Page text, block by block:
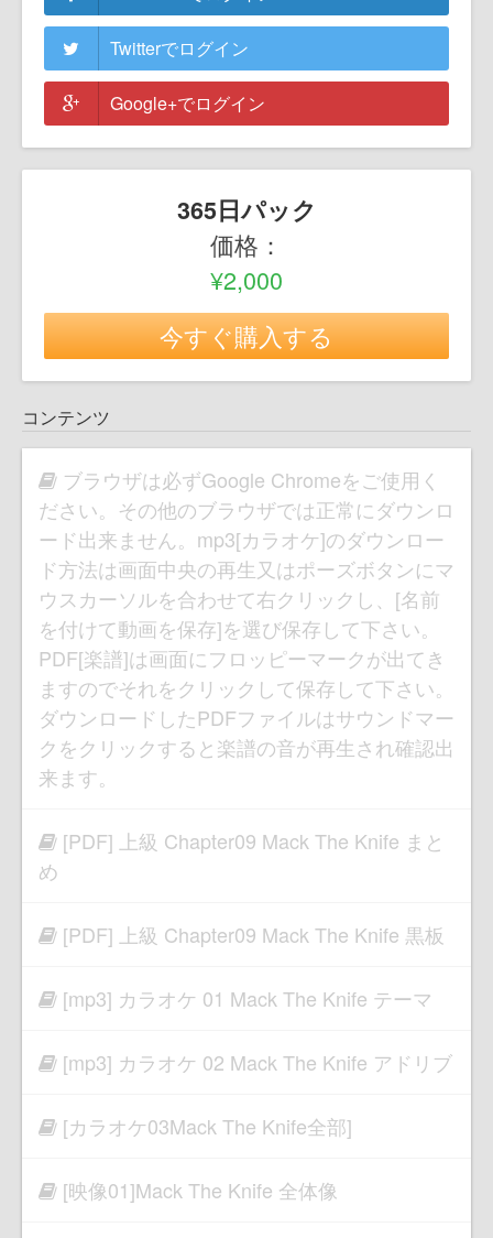
Twitterでログイン
Google+でログイン
365日パック
価格：
¥2,000
今すぐ購入する
コンテンツ
ブラウザは必ずGoogle Chromeをご使用く
ださい。その他のブラウザでは正常にダウンロ
ード出来ません。mp3[カラオケ]のダウンロー
ド方法は画面中央の再生又はポーズボタンにマ
ウスカーソルを合わせて右クリックし、[名前
を付けて動画を保存]を選び保存して下さい。
PDF[楽譜]は画面にフロッピーマークが出てき
ますのでそれをクリックして保存して下さい。
ダウンロードしたPDFファイルはサウンドマー
クをクリックすると楽譜の音が再生され確認出
来ます。
[PDF] 上級 Chapter09 Mack The Knife まと
め
[PDF] 上級 Chapter09 Mack The Knife 黒板
[mp3] カラオケ 01 Mack The Knife テーマ
[mp3] カラオケ 02 Mack The Knife アドリブ
[カラオケ03Mack The Knife全部]
[映像01]Mack The Knife 全体像